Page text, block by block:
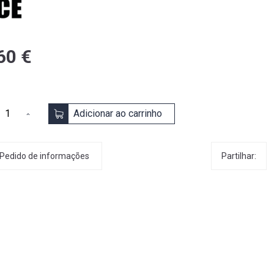
€
Adicionar ao carrinho
de informações Partilhar: